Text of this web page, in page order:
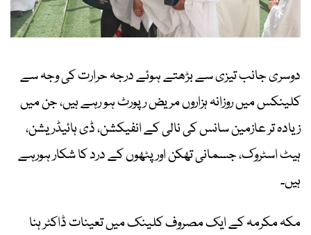
دوسری جانب تیزی سے بڑھتے ہوئے درجہ حرارت کی وجہ سے
کلینکس میں روزانہ ہزاروں مریض رپورٹ ہو رہے ہیں، جن میں
زیادہ تر عازمین سانس کی نالی کے انفیکشن، ڈی ہائیڈریشن،
ہیٹ اسٹروک، جسمانی تھکن اور پٹھوں کے درد کا شکار ہورہے
ہیں۔
مکہ مکرمہ کے ایک مصروف کلینک میں تعینات ڈاکٹر ہنا